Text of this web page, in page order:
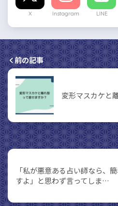
X Instagram LINE
前の記事
変形マスカケと
「私が悪意ある占い師なら、
すよ」と思わず言ってしま…